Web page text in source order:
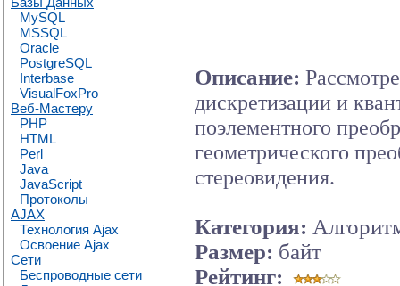
MySQL
MSSQL
Oracle
PostgreSQL
Interbase
VisualFoxPro
Веб-Мастеру
PHP
HTML
Perl
Java
JavaScript
Протоколы
AJAX
Технология Ajax
Освоение Ajax
Сети
Беспроводные сети
Описание:
дискретизации и
поэлементного
геометрического
стереовидения.
Категория:
Размер: байт
Рейтинг: